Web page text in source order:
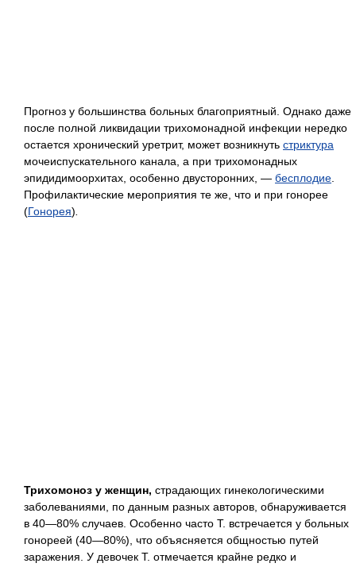
Прогноз у большинства больных благоприятный. Однако даже
после полной ликвидации трихомонадной инфекции нередко
остается хронический уретрит, может возникнуть стриктура
мочеиспускательного канала, а при трихомонадных
эпидидимоорхитах, особенно двусторонних, — бесплодие
Профилактические мероприятия те же, что и при гонорее
(Гонорея)
Трихомоноз у женщин, страдающих гинекологическими
заболеваниями, по данным разных авторов, обнаруживается
в 40—80% случаев. Особенно часто Т. встречается у больных
гонореей (40—80%), что объясняется общностью путей
заражения. У девочек Т. отмечается крайне редко и